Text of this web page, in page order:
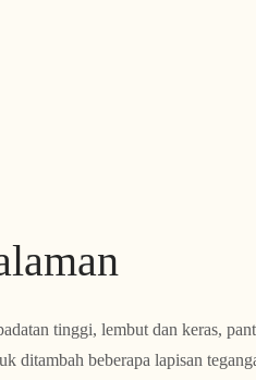
tinggi, lembut dan keras,
ditambah beberapa lapisan